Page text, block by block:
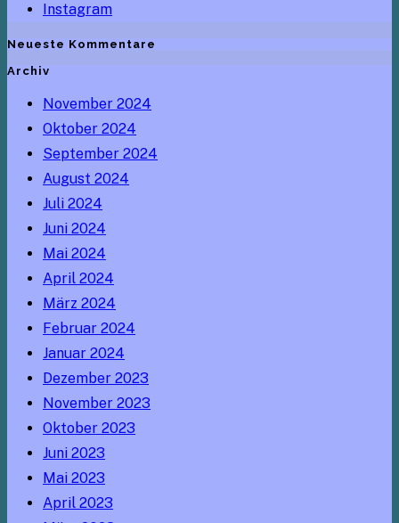
Instagram
Neueste Kommentare
Archiv
November 2024
Oktober 2024
September 2024
August 2024
Juli 2024
Juni 2024
Mai 2024
April 2024
März 2024
Februar 2024
Januar 2024
Dezember 2023
November 2023
Oktober 2023
Juni 2023
Mai 2023
April 2023